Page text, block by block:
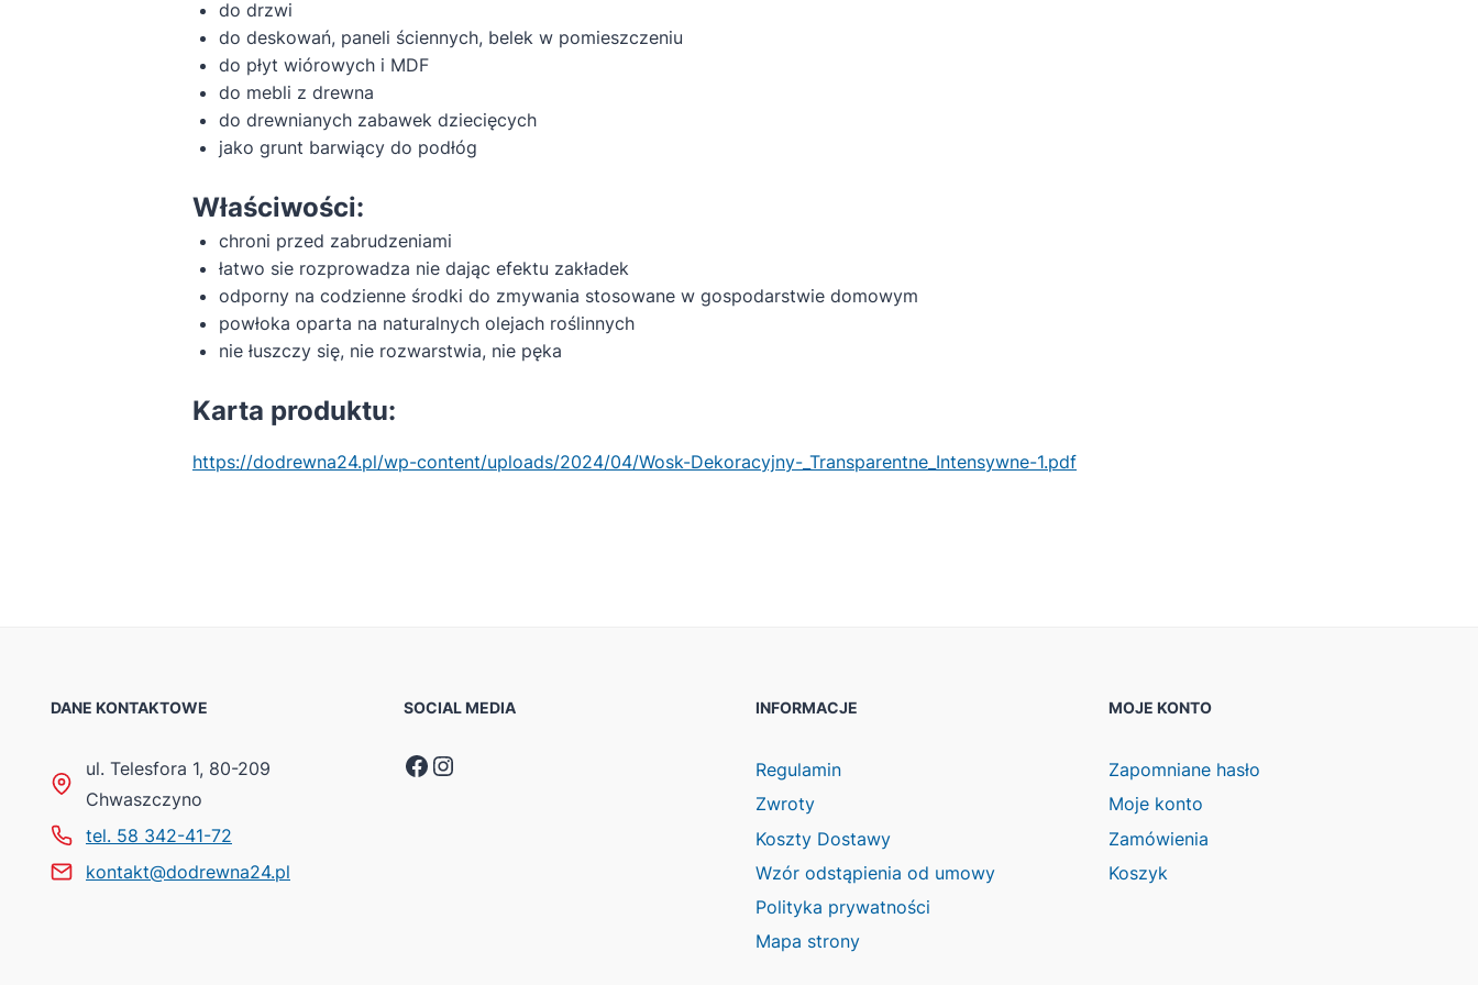
do drzwi
do deskowań, paneli ściennych, belek w pomieszczeniu
do płyt wiórowych i MDF
do mebli z drewna
do drewnianych zabawek dziecięcych
jako grunt barwiący do podłóg
Właściwości:
chroni przed zabrudzeniami
łatwo sie rozprowadza nie dając efektu zakładek
odporny na codzienne środki do zmywania stosowane w gospodarstwie domowym
powłoka oparta na naturalnych olejach roślinnych
nie łuszczy się, nie rozwarstwia, nie pęka
Karta produktu:
https://dodrewna24.pl/wp-content/uploads/2024/04/Wosk-Dekoracyjny-_Transparentne_Intensywne-1.pdf
DANE KONTAKTOWE
ul. Telesfora 1, 80-209
Chwaszczyno
tel. 58 342-41-72
kontakt@dodrewna24.pl
SOCIAL MEDIA
Facebook
Instagram
INFORMACJE
Regulamin
Zwroty
Koszty Dostawy
Wzór odstąpienia od umowy
Polityka prywatności
Mapa strony
MOJE KONTO
Zapomniane hasło
Moje konto
Zamówienia
Koszyk